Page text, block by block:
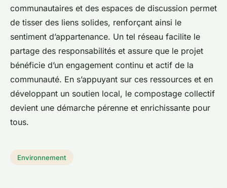
communautaires et des espaces de discussion permet
de tisser des liens solides, renforçant ainsi le
sentiment d’appartenance. Un tel réseau facilite le
partage des responsabilités et assure que le projet
bénéficie d’un engagement continu et actif de la
communauté. En s’appuyant sur ces ressources et en
développant un soutien local, le compostage collectif
devient une démarche pérenne et enrichissante pour
tous.
Environnement